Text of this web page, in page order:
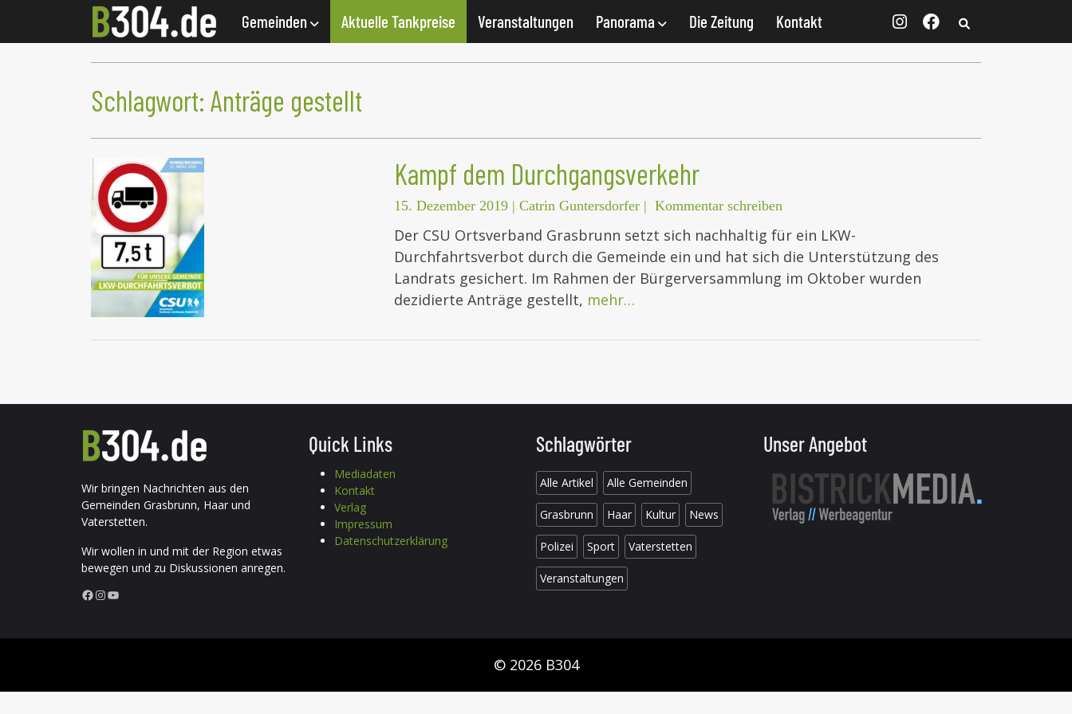
Gemeinden Aktuelle Tankpreise Veranstaltungen Panorama Die Zeitung Kontakt
Schlagwort: Anträge gestellt
Kampf dem Durchgangsverkehr
15. Dezember 2019 | Catrin Guntersdorfer | Kommentar schreiben
Der CSU Ortsverband Grasbrunn setzt sich nachhaltig für ein LKW-
Durchfahrtsverbot durch die Gemeinde ein und hat sich die Unterstützung des
Landrats gesichert. Im Rahmen der Bürgerversammlung im Oktober wurden
dezidierte Anträge gestellt, mehr…
Wir bringen Nachrichten aus den
Gemeinden Grasbrunn, Haar und
Vaterstetten.
Wir wollen in und mit der Region etwas
bewegen und zu Diskussionen anregen.
Facebook InstagramYouTube
Quick Links
Mediadaten
Kontakt
Verlag
Impressum
Datenschutzerklärung
Schlagwörter
Alle Artikel Alle Gemeinden
Grasbrunn Haar Kultur News
Polizei Sport Vaterstetten
Veranstaltungen
Unser Angebot
© 2026 B304